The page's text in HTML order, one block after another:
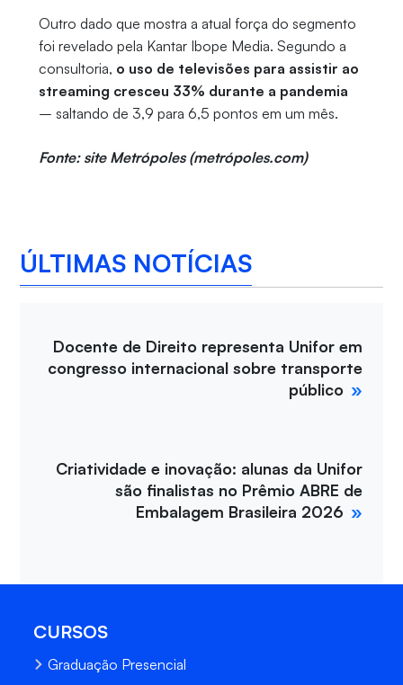
Outro dado que mostra a atual força do segmento
foi revelado pela Kantar Ibope Media. Segundo a
consultoria, o uso de televisões para assistir ao
streaming cresceu 33% durante a pandemia
– saltando de 3,9 para 6,5 pontos em um mês.
Fonte: site Metrópoles (metrópoles.com)
ÚLTIMAS NOTÍCIAS
Docente de Direito representa Unifor em
congresso internacional sobre transporte
público
Criatividade e inovação: alunas da Unifor
são finalistas no Prêmio ABRE de
Embalagem Brasileira 2026
CURSOS
Graduação Presencial